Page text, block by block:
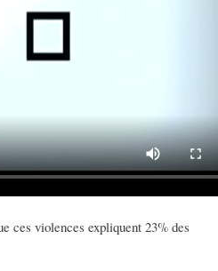
ces violences expliquent 23% des